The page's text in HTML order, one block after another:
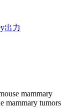
出力
mammary
mammary tumors